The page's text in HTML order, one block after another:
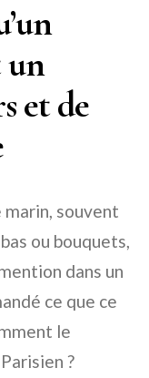
un
et de
souvent
ou bouquets,
dans un
ce que ce
le
?